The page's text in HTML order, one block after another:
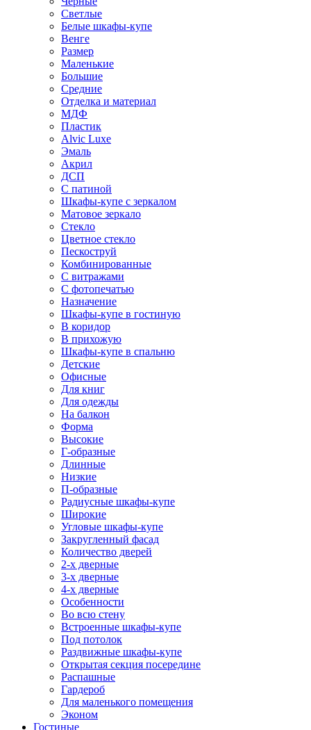
Светлые
Белые шкафы-купе
Венге
Размер
Маленькие
Большие
Средние
Отделка и материал
МДФ
Пластик
Alvic Luxe
Эмаль
Акрил
ДСП
С патиной
Шкафы-купе с зеркалом
Матовое зеркало
Стекло
Цветное стекло
Пескоструй
Комбинированные
С витражами
С фотопечатью
Назначение
Шкафы-купе в гостиную
В коридор
В прихожую
Шкафы-купе в спальню
Детские
Офисные
Для книг
Для одежды
На балкон
Форма
Высокие
Г-образные
Длинные
Низкие
П-образные
Радиусные шкафы-купе
Широкие
Угловые шкафы-купе
Закругленный фасад
Количество дверей
2-х дверные
3-х дверные
4-х дверные
Особенности
Во всю стену
Встроенные шкафы-купе
Под потолок
Раздвижные шкафы-купе
Открытая секция посередине
Распашные
Гардероб
Для маленького помещения
Эконом
Гостиные